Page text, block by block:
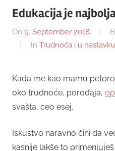
Edukacija je
On 9. September 2018.
In Trudnoća i u nastavku
Kada me kao mamu
oko trudnoće, porođaja,
svašta, ceo esej.
Iskustvo naravno čini da
kasnije lakše to